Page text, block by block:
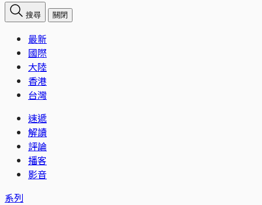
搜尋 關閉
最新
國際
大陸
香港
台灣
速遞
解讀
評論
播客
影音
系列